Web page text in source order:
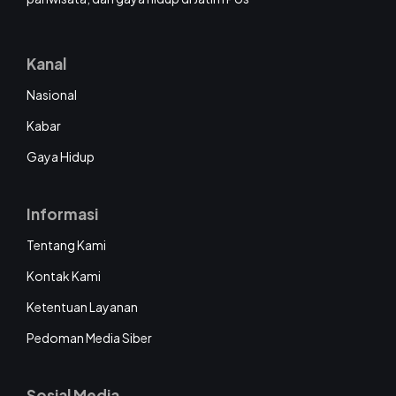
Kanal
Nasional
Kabar
Gaya Hidup
Informasi
Tentang Kami
Kontak Kami
Ketentuan Layanan
Pedoman Media Siber